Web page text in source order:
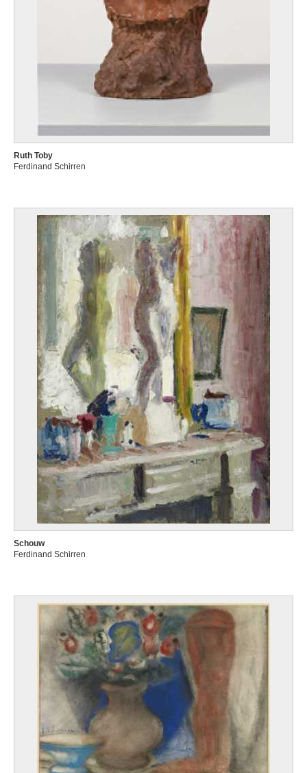
Ruth Toby
Ferdinand Schirren
Schouw
Ferdinand Schirren